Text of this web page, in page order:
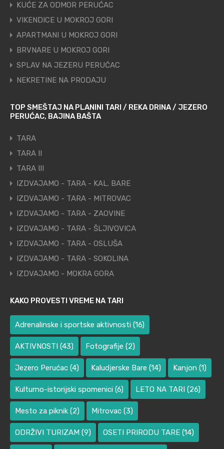
KUĆE ZA ODMOR PERUĆAC
VIKENDICE U MOKROJ GORI
APARTMANI U MOKROJ GORI
BRVNARE U MOKROJ GORI
SPLAV NA JEZERU PERUĆAC
NEKRETINE NA PRODAJU
TOP SMEŠTAJ NA PLANINI TARI / REKA DRINA / JEZERO
PERUĆAC, BAJINA BAŠTA
TARA
TARA II
TARA III
IZDVAJAMO - TARA - KAL. BARE
IZDVAJAMO - TARA - MITROVAC
IZDVAJAMO - TARA - ZAOVINE
IZDVAJAMO - TARA - ŠLJIVOVICA
IZDVAJAMO - TARA - OSLUŠA
IZDVAJAMO - TARA - SOKOLINA
IZDVAJAMO - MOKRA GORA
KAKO PROVESTI VREME NA TARI
Adrenalinske i sportske aktivnosti (16)
AKTIVNOSTI (43) Fotografije (2)
Jezero Perućac (4) Kaludjerske Bare (14) Kanjon (1)
Kulturno-istorijski spomenici (6) LETO NA TARI (26)
Mesto za piknik (2) Mitrovac (3)
ODRŽIVI TURIZAM (9) OSETI PRIRODU TARE (14)